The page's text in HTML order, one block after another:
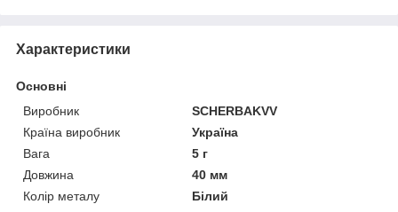
Характеристики
Основні
Виробник
SCHERBAKVV
Країна виробник
Україна
Вага
5 г
Довжина
40 мм
Колір металу
Білий